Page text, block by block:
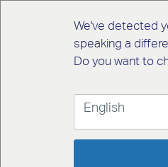
We've detected
speaking a
Do you want to
English